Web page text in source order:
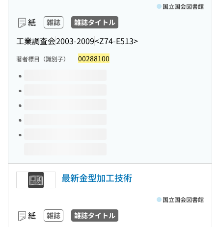
紙 雑誌 雑誌タイトル
工業調査会2003-2009<Z74-E513>
国立国会図書館
著者標目（識別子） 00288100
このタイトルの巻号
最新金型加工技術
紙 雑誌 雑誌タイトル
国立国会図書館